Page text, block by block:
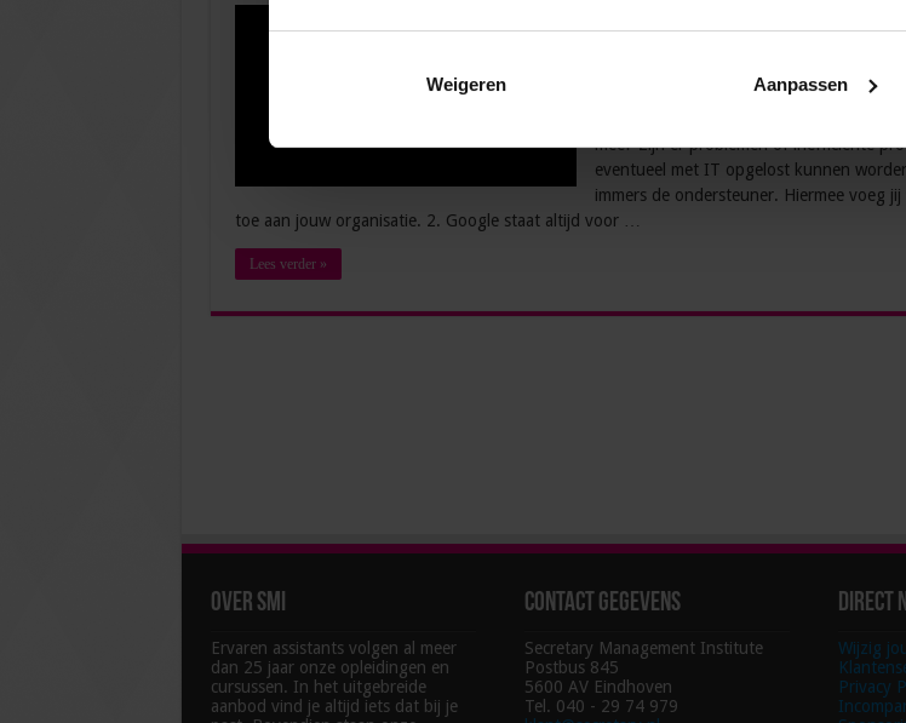
Weigeren Aanpassen
waar de kansen liggen. Welke
mee? Zijn er problemen of inefficiënte
eventueel met IT opgelost kunnen
immers de ondersteuner. Hiermee voeg jij
toe aan jouw organisatie. 2. Google staat altijd voor …
Lees verder »
Over SMI
Ervaren assistants volgen al meer
dan 25 jaar onze opleidingen en
cursussen. In het uitgebreide
aanbod vind je altijd iets dat bij je
Contact gegevens
Secretary Management Institute
Postbus 845
5600 AV Eindhoven
Tel. 040 - 29 74 979
Direct
Wijzig
Privacy